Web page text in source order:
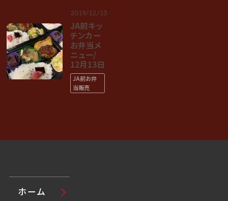
2019/12/13
JA前キッ
チンカー
お弁当メ
ニュー/
12月13日
JA前お弁
当販売
ホーム